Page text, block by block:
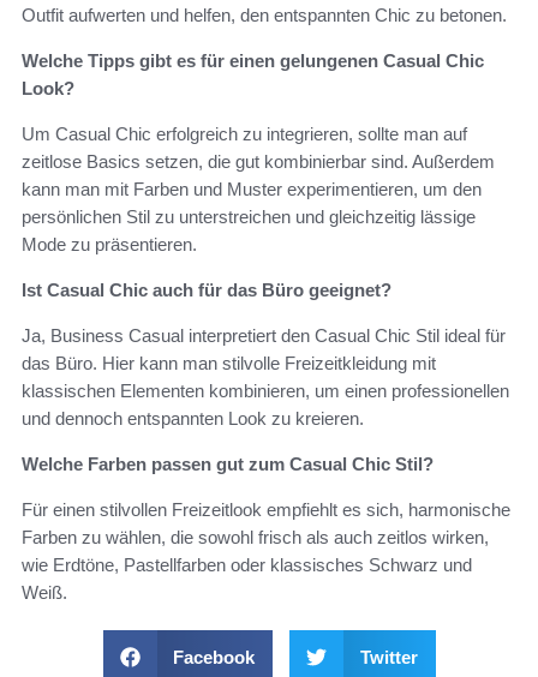
Outfit aufwerten und helfen, den entspannten Chic zu betonen.
Welche Tipps gibt es für einen gelungenen Casual Chic
Look?
Um Casual Chic erfolgreich zu integrieren, sollte man auf
zeitlose Basics setzen, die gut kombinierbar sind. Außerdem
kann man mit Farben und Muster experimentieren, um den
persönlichen Stil zu unterstreichen und gleichzeitig lässige
Mode zu präsentieren.
Ist Casual Chic auch für das Büro geeignet?
Ja, Business Casual interpretiert den Casual Chic Stil ideal für
das Büro. Hier kann man stilvolle Freizeitkleidung mit
klassischen Elementen kombinieren, um einen professionellen
und dennoch entspannten Look zu kreieren.
Welche Farben passen gut zum Casual Chic Stil?
Für einen stilvollen Freizeitlook empfiehlt es sich, harmonische
Farben zu wählen, die sowohl frisch als auch zeitlos wirken,
wie Erdtöne, Pastellfarben oder klassisches Schwarz und
Weiß.
Facebook Twitter